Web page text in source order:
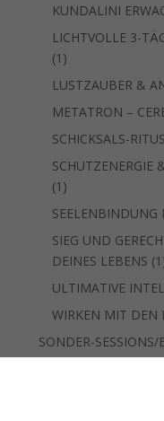
KUNDALINI
LICHTVOLLE 3-
1 1
Produkt
LUSTZAUBER &
METATRON –
SCHICKSALS-RITUS
SCHUTZENERGIE
1 1
Produkt
SEELENBINDUNG
SIEG UND
DEINES LEBENS 1
ULTIMATIVE
WIRKEN MIT DEN
SONDER-
REISE "12.